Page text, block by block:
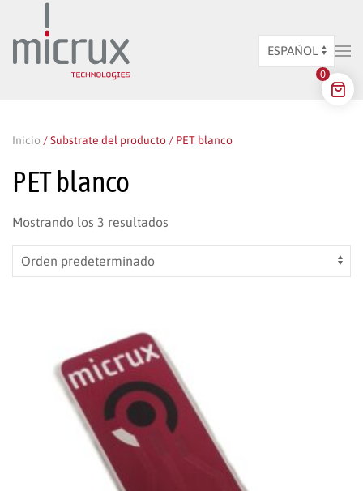
Ir al contenido principal
Elegir
idioma
Inicio / Substrate del producto / PET blanco
PET blanco
Mostrando los 3 resultados
0